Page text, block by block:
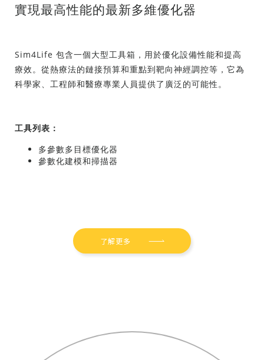
實現最高性能的最新多維優化器
Sim4Life 包含一個大型工具箱，用於優化設備性能和提高
療效。從熱療法的鏈接預算和重點到靶向神經調控等，它為
科學家、工程師和醫療專業人員提供了廣泛的可能性。
工具列表：
多參數多目標優化器
參數化建模和掃描器
了解更多
僅必需的 同意